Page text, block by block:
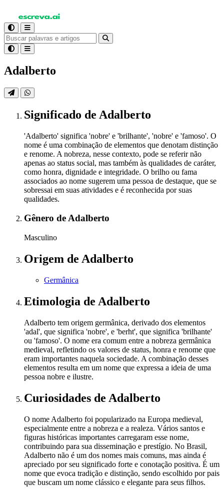
Adalberto
Significado de Adalberto
'Adalberto' significa 'nobre' e 'brilhante', 'nobre' e 'famoso'. O
nome é uma combinação de elementos que denotam distinção
e renome. A nobreza, nesse contexto, pode se referir não
apenas ao status social, mas também às qualidades de caráter,
como honra, dignidade e integridade. O brilho ou fama
associados ao nome sugerem uma pessoa de destaque, que se
sobressai em suas atividades e é reconhecida por suas
qualidades.
Gênero de Adalberto
Masculino
Origem de Adalberto
Germânica
Etimologia de Adalberto
Adalberto tem origem germânica, derivado dos elementos
'adal', que significa 'nobre', e 'berht', que significa 'brilhante'
ou 'famoso'. O nome era comum entre a nobreza germânica
medieval, refletindo os valores de status, honra e renome que
eram importantes naquela sociedade. A combinação desses
elementos resulta em um nome que expressa a ideia de uma
pessoa nobre e ilustre.
Curiosidades de Adalberto
O nome Adalberto foi popularizado na Europa medieval,
especialmente entre a nobreza e a realeza. Vários santos e
figuras históricas importantes carregaram esse nome,
contribuindo para sua disseminação e prestígio. No Brasil,
Adalberto não é um dos nomes mais comuns, mas ainda é
apreciado por seu significado forte e conotação positiva. É um
nome que evoca tradição e distinção, sendo escolhido por pais
que buscam um nome clássico e elegante para seus filhos.